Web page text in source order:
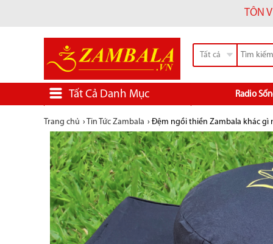
TÔN
Tất cả
Tất Cả Danh Mục Radio
Trang chủ › Tin Tức Zambala › Đệm ngồi thiền Zambala khác gì